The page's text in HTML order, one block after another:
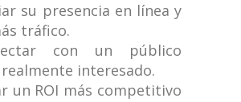
su presencia en línea y
tráfico.
con un público
interesado.
un ROI más competitivo